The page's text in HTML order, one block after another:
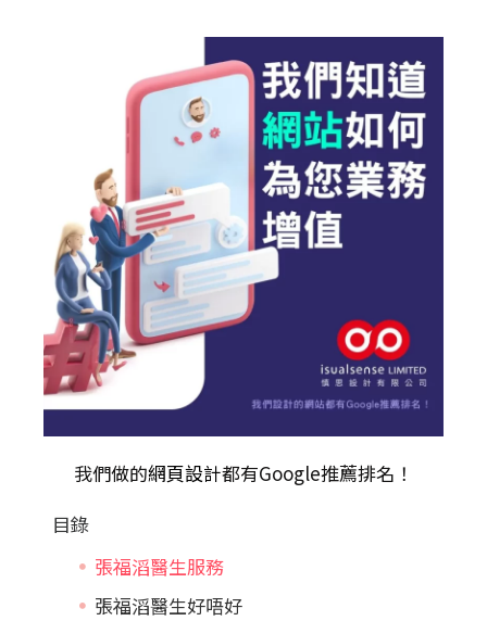
我們做的網頁設計都有Google推薦排名！
目錄
張福滔醫生服務
張福滔醫生好唔好